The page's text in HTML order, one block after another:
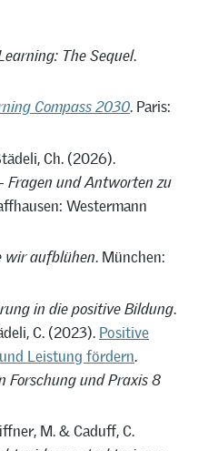
The Sequel.
Compass 2030. Paris:
Ch. (2026).
Fragen und Antworten zu
Westermann
wir aufblühen. München:
in die positive Bildung.
C. (2023). Positive
Leistung fördern.
Forschung und Praxis 8
M. & Caduff, C.